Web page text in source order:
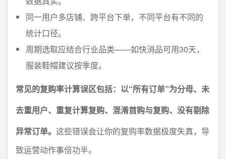
同一用户多店铺、跨平台下单，不同平台有不同的
统计口径。
周期选取应结合行业品类——如快消品可用30天，
服装鞋帽建议按季度。
常见的复购率计算误区包括：以“所有订单”为分母、未
去重用户、重复计算复购、混淆首购与复购、没有剔除
异常订单。 这些错误会让你的复购率数据极度失真，导
致运营动作事倍功半。